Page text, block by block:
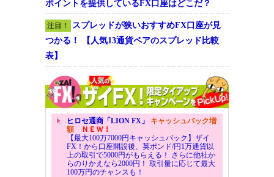
ポイントを提供しているFX口座はどこだ？
注目！
スプレッドが狭いおすすめFX口座が見
つかる！ 【人気13通貨ペアのスプレッド比較
表】
ヒロセ通商「LION FX」 キャッシュバック増
額ＮＥＷ！
【最大100万7000円キャッシュバック】ザイ
FX！から口座開設後、英ポンド/円1万通貨以
上の取引で5000円がもらえる！ さらに他社か
らのりかえなら2000円！ 取引量に応じて最大
100万円のチャンスも！